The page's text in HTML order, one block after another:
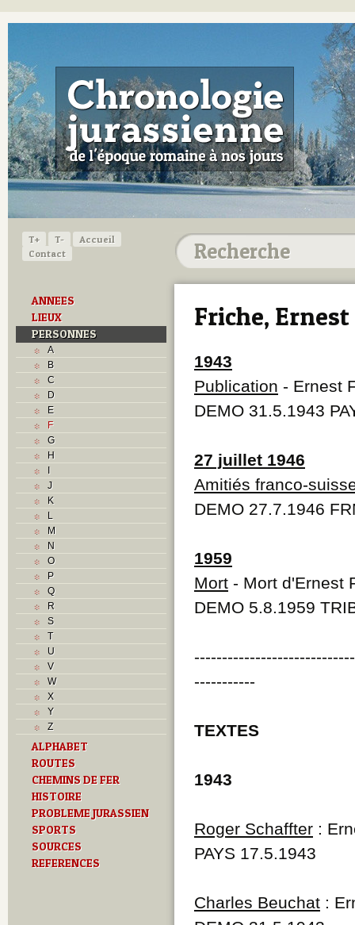
T+ T-
Accueil
Contact
ANNEES
LIEUX
PERSONNES
A
B
C
D
E
F
G
H
I
J
K
L
M
N
O
P
Q
R
S
T
U
V
W
X
Y
Z
ALPHABET
ROUTES
CHEMINS DE FER
HISTOIRE
PROBLEME JURASSIEN
SPORTS
SOURCES
REFERENCES
Friche, Ernest
1943
Publication - Ernest
DEMO 31.5.1943
27 juillet 1946
Amitiés franco-
DEMO 27.7.1946
1959
Mort - Mort d'Ernest
DEMO 5.8.1959
-----------
TEXTES
1943
Roger Schaffter :
PAYS 17.5.1943
Charles Beuchat :